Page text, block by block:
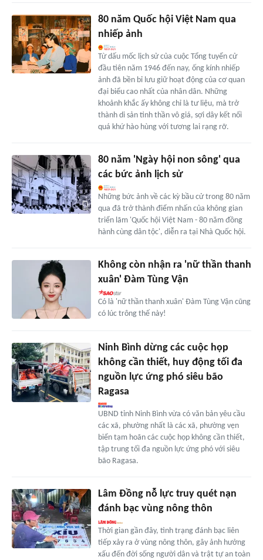
80 năm Quốc hội Việt Nam qua
nhiếp ảnh
Từ dấu mốc lịch sử của cuộc Tổng tuyển cử
đầu tiên năm 1946 đến nay, ống kính nhiếp
ảnh đã bền bỉ lưu giữ hoạt động của cơ quan
đại biểu cao nhất của nhân dân. Những
khoảnh khắc ấy không chỉ là tư liệu, mà trở
thành di sản tinh thần vô giá, sợi dây kết nối
quá khứ hào hùng với tương lai rạng rỡ.
80 năm 'Ngày hội non sông' qua
các bức ảnh lịch sử
Những bức ảnh về các kỳ bầu cử trong 80 năm
qua đã trở thành điểm nhấn của không gian
triển lãm 'Quốc hội Việt Nam - 80 năm đồng
hành cùng dân tộc', diễn ra tại Nhà Quốc hội.
Không còn nhận ra 'nữ thần thanh
xuân' Đàm Tùng Vận
Có là 'nữ thần thanh xuân' Đàm Tùng Vận cũng
có lúc trông thế này!
Ninh Bình dừng các cuộc họp
không cần thiết, huy động tối đa
nguồn lực ứng phó siêu bão
Ragasa
UBND tỉnh Ninh Bình vừa có văn bản yêu cầu
các xã, phường nhất là các xã, phường vẹn
biển tạm hoãn các cuộc họp không cần thiết,
tập trung tối đa nguồn lực ứng phó với siêu
bão Ragasa.
Lâm Đồng nỗ lực truy quét nạn
đánh bạc vùng nông thôn
Thời gian gần đây, tình trạng đánh bạc liên
tiếp xảy ra ở vùng nông thôn, gây ảnh hưởng
xấu đến đời sống người dân và trật tự an toàn